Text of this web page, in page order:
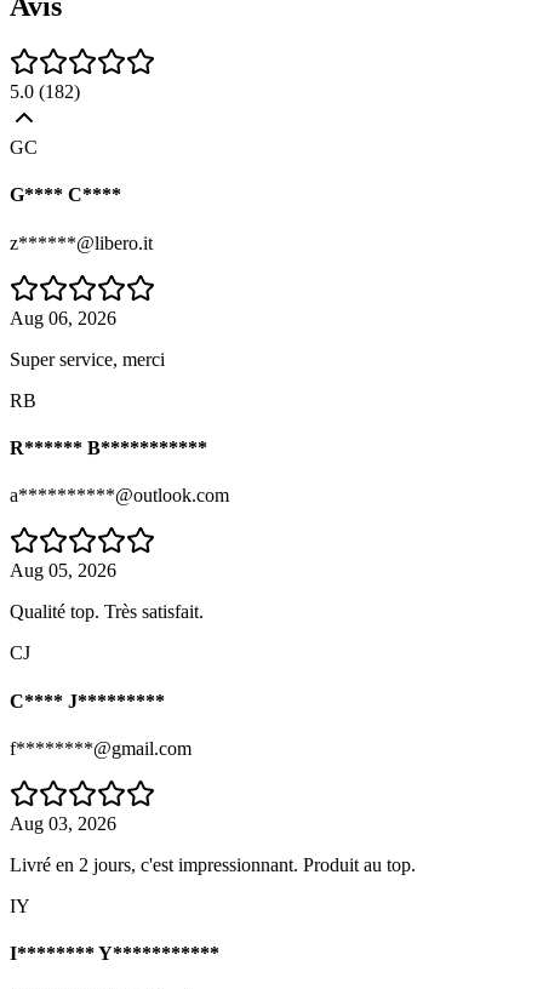
Avis
5.0 (182)
GC
G**** C****
z******@libero.it
Aug 06, 2026
Super service, merci
RB
R****** B***********
a**********@outlook.com
Aug 05, 2026
Qualité top. Très satisfait.
CJ
C**** J*********
f********@gmail.com
Aug 03, 2026
Livré en 2 jours, c'est impressionnant. Produit au top.
IY
I******** Y***********